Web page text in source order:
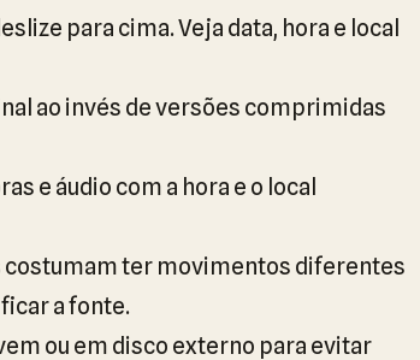
para cima. Veja data, hora e local
ao invés de versões comprimidas
e áudio com a hora e o local
costumam ter movimentos diferentes
a fonte.
ou em disco externo para evitar